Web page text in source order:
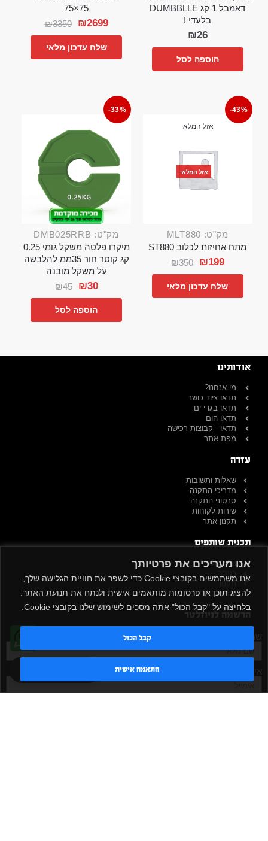
אנו מעריכים את פרטיותך
אנו משתמשים בקובצי Cookie כדי לשפר את חוויית הגלישה שלך,
להציג תוכן או פרסומות מותאמים אישית ולנתח את תנועת האתר.
בלחיצה על "קבל הכול" אתה מסכים לשימוש שלנו בקובצי Cookie.
התאמה אישית
קבל הכול
דאמבל 1 קג DUMBBLLE
בלעדי !
₪26
הוספה לסל
75×75
₪3350 ₪2699
שלח עדכון מלאי
-43%
אזל המלאי
אזל המלאי
מק"ט: MLT880
מתח אחיזות לכלוב ST880
₪350 ₪199
שלח עדכון מלאי
-33%
מק"ט: DMB025RRB
מיקרו פלטה משקל גומי 0.25
קג קוטר חור 35ממ להלבשה
על משקל מובנה
₪45 ₪30
הוספה לסל
אודותינו
מי אנחנו?
תדאו ציוד כושר
תדאו בגדי ים
תדאו הום
תדאו - קבוצות רכישה
מפת אתר
עזרה
שאלות ותשובות
מדריכי התקנה
סרטוני התקנה
שירות לקוחות
תקנון אתר
תכנית שותפים
הרשמה
תקנון
שירות לקוחות
הרשמה לניוזלטר
שם מלא
אימייל